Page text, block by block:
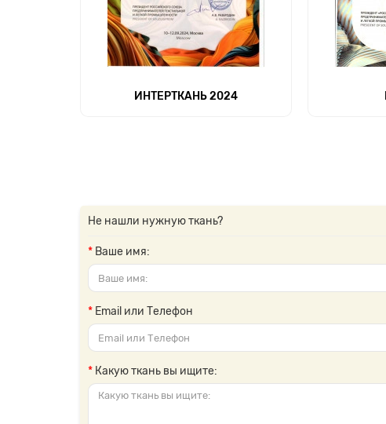
ИНТЕРТКАНЬ 2024
Не нашли нужную ткань?
Ваше имя:
Email или Телефон
Какую ткань вы ищите: